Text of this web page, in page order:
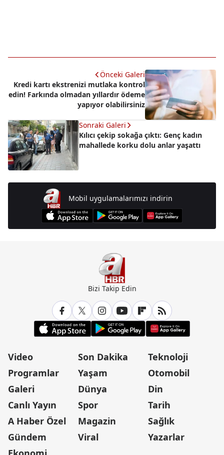
Önceki Galeri
Kredi kartı ekstrenizi mutlaka kontrol
edin! Farkında olmadan yıllardır ödeme
yapıyor olabilirsiniz
Sonraki Galeri
Kılıcı çekip sokağa çıktı: Genç kadın
mahallede korku dolu anlar yaşattı
Mobil uygulamalarımızı indirin
Bizi Takip Edin
Video
Programlar
Galeri
Canlı Yayın
A Haber Özel
Gündem
Son Dakika
Yaşam
Dünya
Spor
Magazin
Viral
Teknoloji
Otomobil
Din
Tarih
Sağlık
Yazarlar